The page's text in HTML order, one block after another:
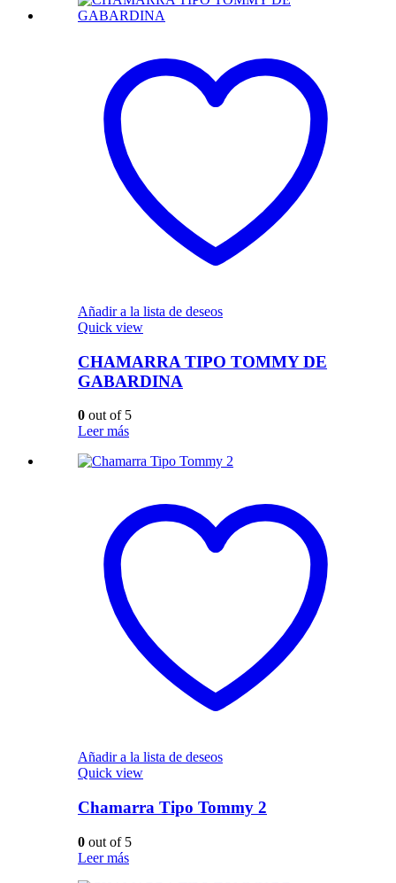
Añadir a la lista de deseos
Quick view
CHAMARRA TIPO TOMMY DE
GABARDINA
0 out of 5
Leer más
Añadir a la lista de deseos
Quick view
Chamarra Tipo Tommy 2
0 out of 5
Leer más